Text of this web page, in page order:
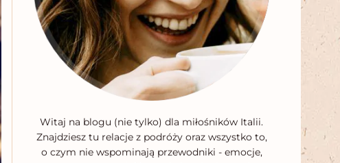
Witaj na blogu (nie tylko) dla miłośników Italii.
Znajdziesz tu relacje z podróży oraz wszystko to,
o czym nie wspominają przewodniki - emocje,